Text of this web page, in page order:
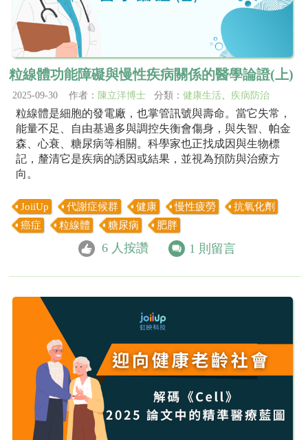
粒線體功能障礙與慢性疾病關係的醫學論證(上)
2025-09-30 作者： 陳立洋博士 分類： 健康生活 疾病防治
粒線體是細胞的發電廠，也掌管訊號與壽命。當它失常，
能量不足、自由基過多與調控失衡會傷身，與失智、帕金
森、心衰、糖尿病等相關。科學家也正找成因與生物標
記，釐清它是疾病的誘因或結果，並視為預防與治療方
向。
JoiiUp 代謝症候群 健康 慢性疲勞
抗氧化劑
癌症
粒線體 糖尿病 肥胖
6 人按讚 1 則留言